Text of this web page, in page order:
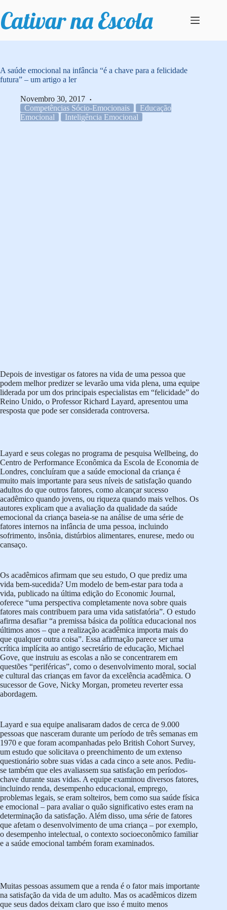
para
o
conteúdo
A saúde emocional na infância “é a chave para a felicidade
futura” – um artigo a ler
Novembro 30, 2017
Competências Sócio-Emocionais
Educação
Emocional
Inteligência Emocional
Depois de investigar os fatores na vida de uma pessoa que
podem melhor predizer se levarão uma vida plena, uma equipe
liderada por um dos principais especialistas em “felicidade” do
Reino Unido, o Professor Richard Layard, apresentou uma
resposta que pode ser considerada controversa.
Layard e seus colegas no programa de pesquisa Wellbeing, do
Centro de Performance Econômica da Escola de Economia de
Londres, concluíram que a saúde emocional da criança é
muito mais importante para seus níveis de satisfação quando
adultos do que outros fatores, como alcançar sucesso
acadêmico quando jovens, ou riqueza quando mais velhos. Os
autores explicam que a avaliação da qualidade da saúde
emocional da criança baseia-se na análise de uma série de
fatores internos na infância de uma pessoa, incluindo
sofrimento, insônia, distúrbios alimentares, enurese, medo ou
cansaço.
Os acadêmicos afirmam que seu estudo, O que prediz uma
vida bem-sucedida? Um modelo de bem-estar para toda a
vida, publicado na última edição do Economic Journal,
oferece “uma perspectiva completamente nova sobre quais
fatores mais contribuem para uma vida satisfatória”. O estudo
afirma desafiar “a premissa básica da política educacional nos
últimos anos – que a realização acadêmica importa mais do
que qualquer outra coisa”. Essa afirmação parece ser uma
crítica implícita ao antigo secretário de educação, Michael
Gove, que instruiu as escolas a não se concentrarem em
questões “periféricas”, como o desenvolvimento moral, social
e cultural das crianças em favor da excelência acadêmica. O
sucessor de Gove, Nicky Morgan, prometeu reverter essa
abordagem.
Layard e sua equipe analisaram dados de cerca de 9.000
pessoas que nasceram durante um período de três semanas em
1970 e que foram acompanhadas pelo British Cohort Survey,
um estudo que solicitava o preenchimento de um extenso
questionário sobre suas vidas a cada cinco a sete anos. Pediu-
se também que eles avaliassem sua satisfação em períodos-
chave durante suas vidas. A equipe examinou diversos fatores,
incluindo renda, desempenho educacional, emprego,
problemas legais, se eram solteiros, bem como sua saúde física
e emocional – para avaliar o quão significativo estes eram na
determinação da satisfação. Além disso, uma série de fatores
que afetam o desenvolvimento de uma criança – por exemplo,
o desempenho intelectual, o contexto socioeconômico familiar
e a saúde emocional também foram examinados.
Muitas pessoas assumem que a renda é o fator mais importante
na satisfação da vida de um adulto. Mas os acadêmicos dizem
que seus dados deixam claro que isso é muito menos